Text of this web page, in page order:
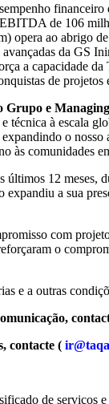
de 106
opera ao abrigo
da GS
a capacidade
de projetos
Grupo e
técnica à escala
o
às comunidades
12 meses,
a sua
com
o
e a outras
contacte (
de